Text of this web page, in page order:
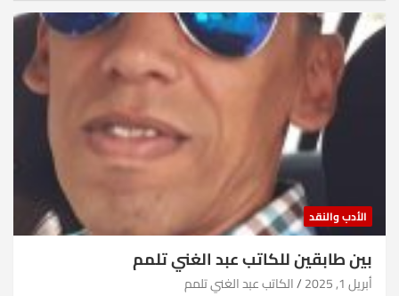
الأدب والنقد
بين طابقين للكاتب عبد الغني تلمم
أبريل 1, 2025 الكاتب عبد الغني تلمم